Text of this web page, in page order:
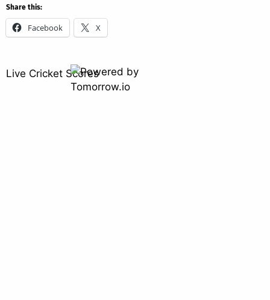
Share this:
Facebook X
Live Cricket Scores